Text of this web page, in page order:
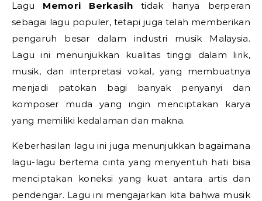
Lagu Memori Berkasihtidak hanya berperan
sebagai lagu populer, tetapi juga telah memberikan
pengaruh besar dalam industri musik Malaysia.
Lagu ini menunjukkan kualitas tinggi dalam lirik,
musik, dan interpretasi vokal, yang membuatnya
menjadi patokan bagi banyak penyanyi dan
komposer muda yang ingin menciptakan karya
yang memiliki kedalaman dan makna.
Keberhasilan lagu ini juga menunjukkan bagaimana
lagu-lagu bertema cinta yang menyentuh hati bisa
menciptakan koneksi yang kuat antara artis dan
pendengar. Lagu ini mengajarkan kita bahwa musik